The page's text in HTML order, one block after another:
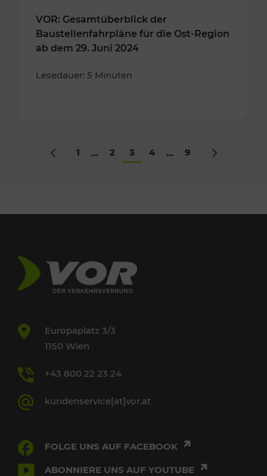
VOR: Gesamtüberblick der
Baustellenfahrpläne für die Ost-Region
ab dem 29. Juni 2024
Lesedauer: 5 Minuten
Zurück
1 ... 2 3 4 ... 9 Nächstes
Europaplatz 3/3
1150 Wien
+43 800 22 23 24
kundenservice[at]vor.at
FOLGE UNS AUF FACEBOOK
ABONNIERE UNS AUF YOUTUBE